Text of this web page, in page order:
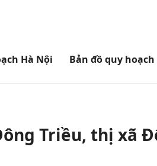
Hà Nội Bản đồ quy
Triều, thị xã